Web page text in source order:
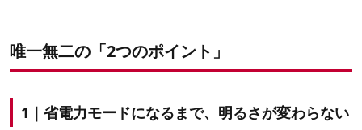
唯一無二の「2つのポイント」
1｜省電力モードになるまで、明るさが変わらない